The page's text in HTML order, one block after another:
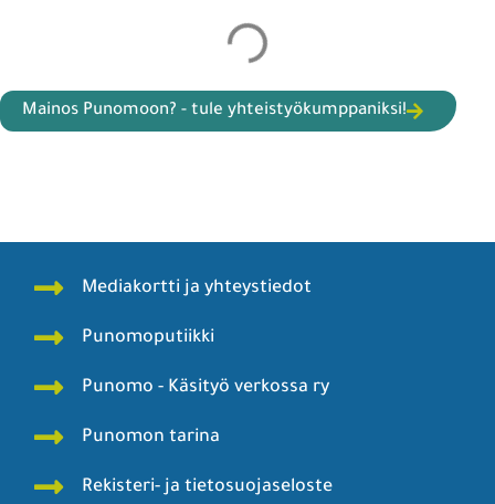
Mainos Punomoon? - tule yhteistyökumppaniksi!
Mediakortti ja yhteystiedot
Punomoputiikki
Punomo - Käsityö verkossa ry
Punomon tarina
Rekisteri- ja tietosuojaseloste